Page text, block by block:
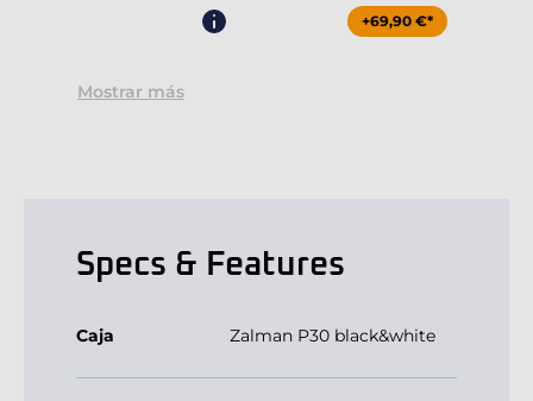
+69,90 €*
Mostrar más
Specs & Features
Caja Zalman P30 black&white